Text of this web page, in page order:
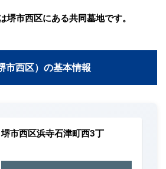
堺市西区にある共同墓地です。
市西区）の基本情報
堺市西区浜寺石津町西3丁